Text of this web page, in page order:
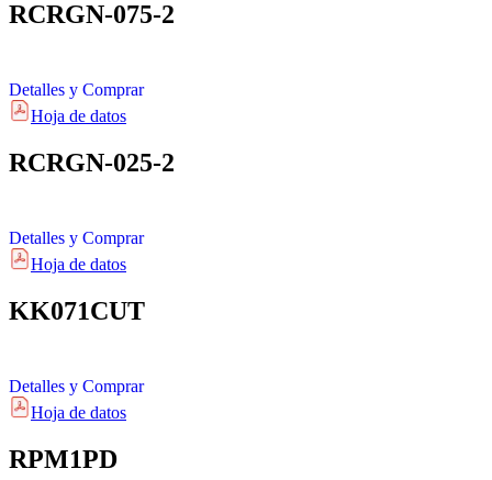
RCRGN-075-2
Detalles y Comprar
Hoja de datos
RCRGN-025-2
Detalles y Comprar
Hoja de datos
KK071CUT
Detalles y Comprar
Hoja de datos
RPM1PD